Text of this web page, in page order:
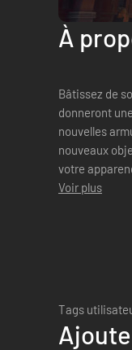
À
Bâtissez de
donneront
nouvelles
nouveaux
votre
:39 nouvelles
Voir plus
Tags